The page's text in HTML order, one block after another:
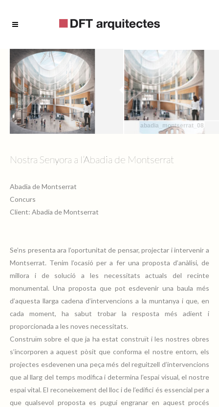
abadia_montserrat_08
abadia_montserrat_06
abadia_montserrat_05
Nostra Senyora a l’Abadia de Montserrat
Abadia de Montserrat
Concurs
Client: Abadia de Montserrat
Se’ns presenta ara l’oportunitat de pensar, projectar i intervenir a
Montserrat. Tenim l’ocasió per a fer una proposta d’anàlisi, de
millora i de solució a les necessitats actuals del recinte
monumental. Una proposta que pot esdevenir una baula més
d’aquesta llarga cadena d’intervencions a la muntanya i que, en
cada moment, ha sabut trobar la resposta més adient i
proporcionada a les noves necessitats.
Construïm sobre el que ja ha estat construït i les nostres obres
s’incorporen a aquest pòsit que conforma el nostre entorn, els
projectes esdevenen una peça més del reguitzell d’intervencions
que al llarg del temps modifica i determina l’espai visual, el nostre
espai vital. El reconeixement del lloc i de l’edifici és essencial per a
que qualsevol proposta es pugui engranar en aquest procés